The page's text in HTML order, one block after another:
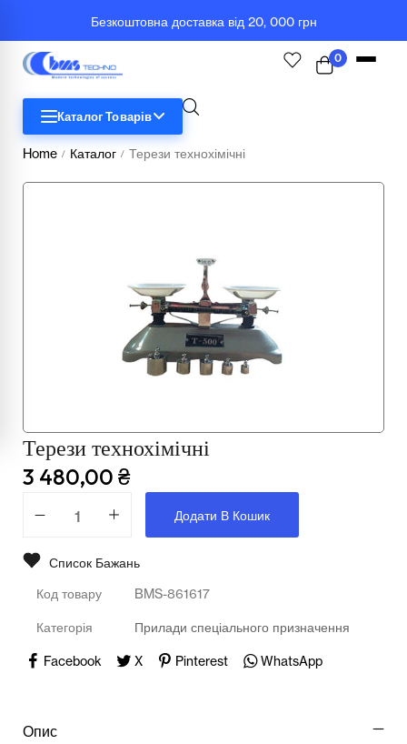
Безкоштовна доставка від 20, 000 грн
0
Каталог Товарів
Комп'ютерна техніка
Меблі
Освіта
Фізика
Всі товари
Home / Каталог / Терези технохімічні
Терези технохімічні
3 480,00 ₴
Додати В Кошик
Список Бажань
Код товару BMS-861617
Категорія Прилади спеціального призначення
Facebook X Pinterest WhatsApp
Опис